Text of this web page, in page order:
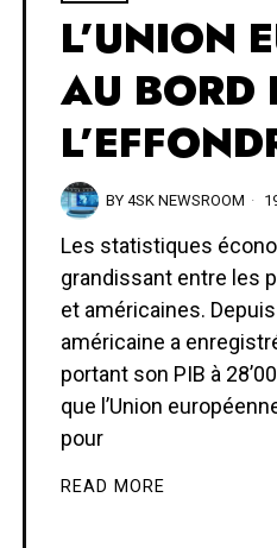
L’UNION
AU BORD
BY 4SK NEWSROOM
Les statistiques
grandissant entre les
et américaines.
américaine a
portant son PIB à
que l’Union
pour
READ MORE